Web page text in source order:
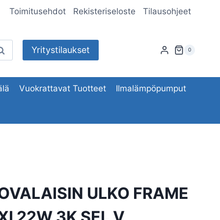
Toimitusehdot Rekisteriseloste Tilausohjeet
Yritystilaukset 0
Vuokrattavat Tuotteet Ilmalämpöpumput
ULKO FRAME